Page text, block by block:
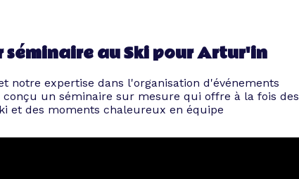
séminaire au Ski pour Artur'in
notre expertise dans l'organisation d'événements
conçu un séminaire sur mesure qui offre à la fois des
et des moments chaleureux en équipe